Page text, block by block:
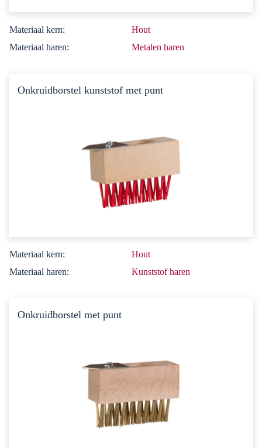
Materiaal kern:
Hout
Materiaal haren:
Metalen haren
Onkruidborstel kunststof met punt
Materiaal kern:
Hout
Materiaal haren:
Kunststof haren
Onkruidborstel met punt